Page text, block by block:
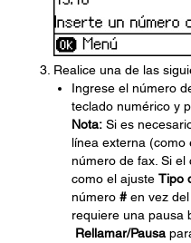
Realice una de las
Ingrese el número
teclado numérico y
Nota: Si es
línea externa (como
número de fax. Si
como el ajuste Tipo
número # en vez
requiere una pausa
Rellamar/Pausa